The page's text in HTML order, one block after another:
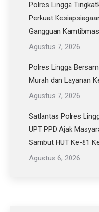
Polres Lingga
Perkuat
Gangguan Kamtibmas
Agustus 7, 2026
Polres Lingga
Murah dan Layanan
Agustus 7, 2026
Satlantas Polres
UPT PPD Ajak
Sambut HUT Ke-81
Agustus 6, 2026